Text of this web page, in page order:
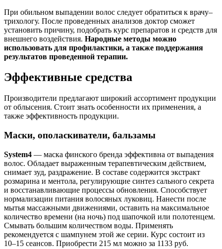
При обильном выпадении волос следует обратиться к врачу–
трихологу. После проведенных анализов доктор сможет
установить причину, подобрать курс препаратов и средств для
внешнего воздействия. Народные методы можно
использовать для профилактики, а также поддержания
результатов проведенной терапии.
Эффективные средства
Производители предлагают широкий ассортимент продукции
от облысения. Стоит знать особенности их применения, а
также эффективность продукции.
Маски, ополаскиватели, бальзамы
System4 — маска финского бренда эффективна от выпадения
волос. Обладает выраженным терапевтическим действием,
снимает зуд, раздражение. В составе содержится экстракт
розмарина и ментола, регулирующие синтез сального секрета
и восстанавливающие процессы обновления. Способствует
нормализации питания волосяных луковиц. Нанести после
мытья массажными движениями, оставить на максимальное
количество времени (на ночь) под шапочкой или полотенцем.
Смывать большим количеством воды. Применять
рекомендуется с шампунем этой же серии. Курс состоит из
10–15 сеансов. Приобрести 215 мл можно за 1133 руб.